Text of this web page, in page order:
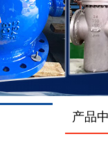
产品